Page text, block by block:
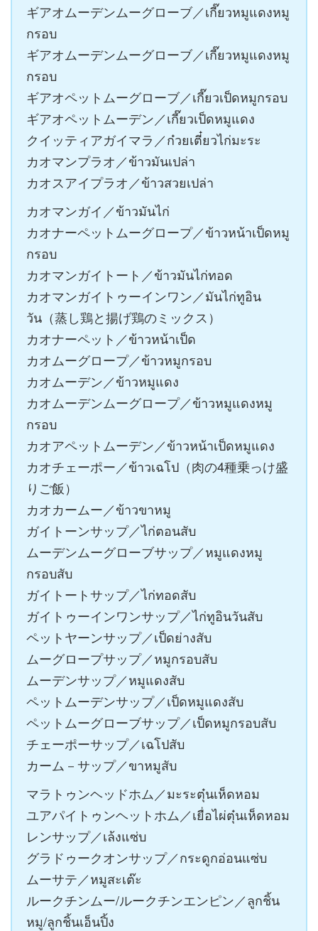
ギアオムーデンムーグローブ／เกี๊ยวหมูแดงหมู
กรอบ
ギアオムーデンムーグローブ／เกี๊ยวหมูแดงหมู
กรอบ
ギアオペットムーグローブ／เกี๊ยวเป็ดหมูกรอบ
ギアオペットムーデン／เกี๊ยวเป็ดหมูแดง
クイッティアガイマラ／ก๋วยเตี๋ยวไก่มะระ
カオマンプラオ／ข้าวมันเปล่า
カオスアイプラオ／ข้าวสวยเปล่า
カオマンガイ／ข้าวมันไก่
カオナーペットムーグロープ／ข้าวหน้าเป็ดหมู
กรอบ
カオマンガイトート／ข้าวมันไก่ทอด
カオマンガイトゥーインワン／มันไก่ทูอิน
วัน（蒸し鶏と揚げ鶏のミックス）
カオナーペット／ข้าวหน้าเป็ด
カオムーグロープ／ข้าวหมูกรอบ
カオムーデン／ข้าวหมูแดง
カオムーデンムーグロープ／ข้าวหมูแดงหมู
กรอบ
カオアペットムーデン／ข้าวหน้าเป็ดหมูแดง
カオチェーポー／ข้าวเฉโป（肉の4種乗っけ盛
りご飯）
カオカームー／ข้าวขาหมู
ガイトーンサップ／ไก่ตอนสับ
ムーデンムーグローブサップ／หมูแดงหมู
กรอบสับ
ガイトートサップ／ไก่ทอดสับ
ガイトゥーインワンサップ／ไก่ทูอินวันสับ
ペットヤーンサップ／เป็ดย่างสับ
ムーグロープサップ／หมูกรอบสับ
ムーデンサップ／หมูแดงสับ
ペットムーデンサップ／เป็ดหมูแดงสับ
ペットムーグローブサップ／เป็ดหมูกรอบสับ
チェーポーサップ／เฉโปสับ
カーム－サップ／ขาหมูสับ
マラトゥンヘッドホム／มะระตุ๋นเห็ดหอม
ユアパイトゥンヘットホム／เยื่อไผ่ตุ๋นเห็ดหอม
レンサップ／เล้งแซ่บ
グラドゥークオンサップ／กระดูกอ่อนแซ่บ
ムーサテ／หมูสะเต๊ะ
ルークチンムー/ルークチンエンピン／ลูกชิ้น
หมู/ลูกชิ้นเอ็นปิ้ง